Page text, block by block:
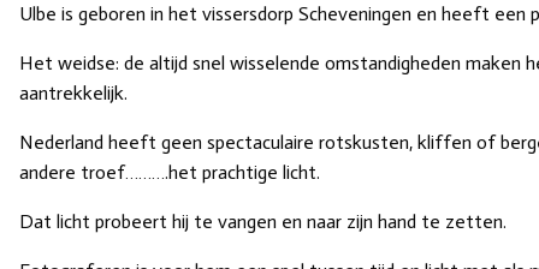
Ulbe is geboren in het vissersdorp Scheveningen en heeft een
Het weidse: de altijd snel wisselende omstandigheden maken
aantrekkelijk.
Nederland heeft geen spectaculaire rotskusten, kliffen of
andere troef……….het prachtige licht.
Dat licht probeert hij te vangen en naar zijn hand te zetten.